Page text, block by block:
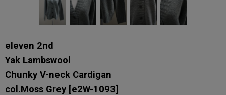
eleven 2nd
Yak Lambswool
Chunky V-neck Cardigan
col.Moss Grey [e2W-1093]